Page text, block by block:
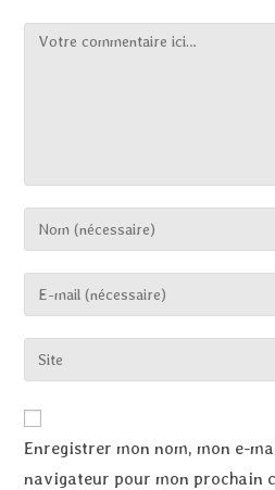
Enregistrer mon nom, mon e-
navigateur pour mon prochain